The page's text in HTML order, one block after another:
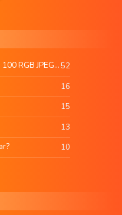
Giyim | Alışveriş | Hediyelik Eşya | 100 RGB JPEG Images | 5920x4420 Pixels | 501 MB52
16
15
13
10